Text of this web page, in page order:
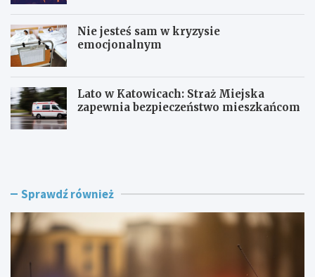
Nie jesteś sam w kryzysie
emocjonalnym
Lato w Katowicach: Straż Miejska
zapewnia bezpieczeństwo mieszkańcom
P
j
w
R
a
c
O
s
i
v
a
l
Sprawdź również